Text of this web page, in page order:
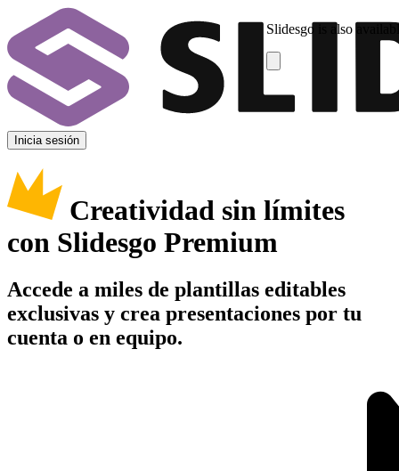
Slidesgo is also
Inicia sesión
Creatividad sin límites
con Slidesgo Premium
Accede a miles de plantillas editables
exclusivas y crea presentaciones por tu
cuenta o en equipo.